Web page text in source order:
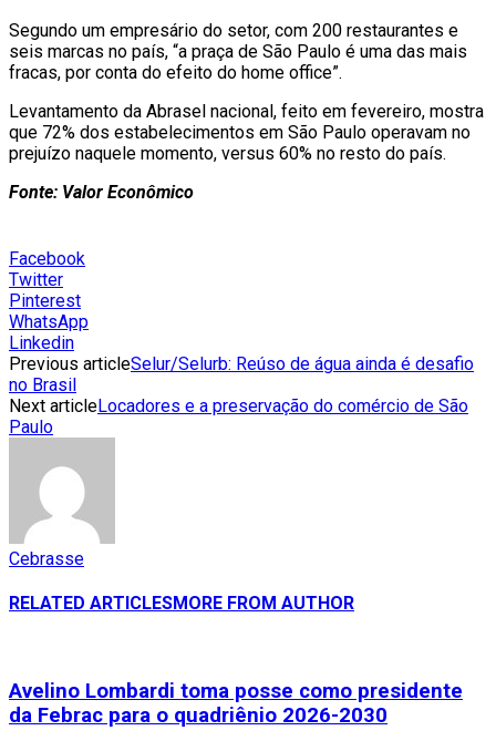
Segundo um empresário do setor, com 200 restaurantes e
seis marcas no país, “a praça de São Paulo é uma das mais
fracas, por conta do efeito do home office”.
Levantamento da Abrasel nacional, feito em fevereiro, mostra
que 72% dos estabelecimentos em São Paulo operavam no
prejuízo naquele momento, versus 60% no resto do país.
Fonte: Valor Econômico
Facebook
Twitter
Pinterest
WhatsApp
Linkedin
Previous articleSelur/Selurb: Reúso de água ainda é desafio
no Brasil
Next articleLocadores e a preservação do comércio de São
Paulo
Cebrasse
RELATED ARTICLESMORE FROM AUTHOR
Avelino Lombardi toma posse como presidente
da Febrac para o quadriênio 2026-2030